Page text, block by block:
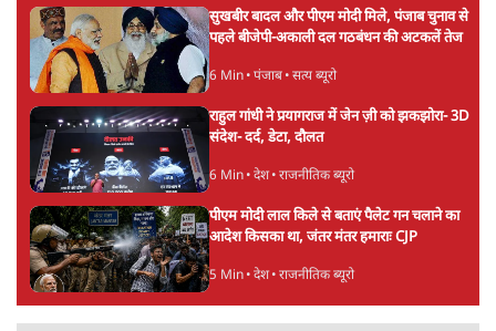
सुखबीर बादल और पीएम मोदी मिले, पंजाब चुनाव से
पहले बीजेपी-अकाली दल गठबंधन की अटकलें तेज
6 Min• पंजाब• सत्य ब्यूरो
राहुल गांधी ने प्रयागराज में जेन ज़ी को झकझोरा- 3D
संदेश- दर्द, डेटा, दौलत
6 Min• देश• राजनीतिक ब्यूरो
पीएम मोदी लाल किले से बताएं पैलेट गन चलाने का
आदेश किसका था, जंतर मंतर हमाराः CJP
5 Min• देश• राजनीतिक ब्यूरो